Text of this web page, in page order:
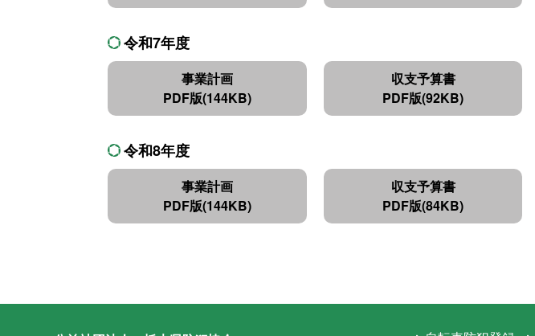
令和7年度
事業計画
PDF版(144KB)
収支予算書
PDF版(92KB)
令和8年度
事業計画
PDF版(144KB)
収支予算書
PDF版(84KB)